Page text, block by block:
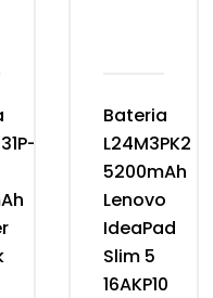
Bateria
L24M3PK2
5200mAh
Lenovo
IdeaPad
Slim 5
16AKP10